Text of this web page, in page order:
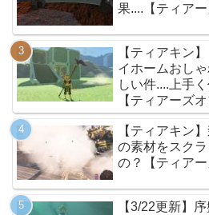
果....【ティア
【ティアキン
イホームおし
しい件....上手
【ティアーズ
【ティアキン
の素材をスク
の？【ティア
【3/22更新】